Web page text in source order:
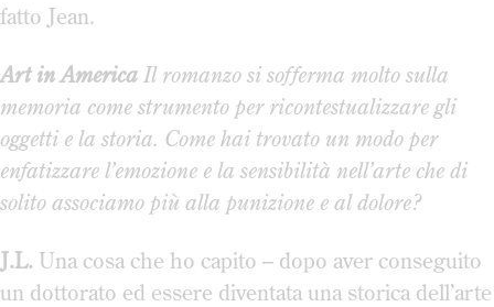
fatto Jean.
Art in America Il romanzo si sofferma molto sulla
memoria come strumento per ricontestualizzare gli
oggetti e la storia. Come hai trovato un modo per
enfatizzare l’emozione e la sensibilità nell’arte che di
solito associamo più alla punizione e al dolore?
J.L. Una cosa che ho capito – dopo aver conseguito
un dottorato ed essere diventata una storica dell’arte